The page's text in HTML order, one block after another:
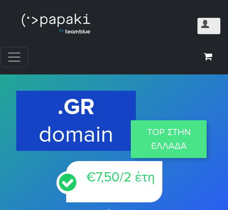
.GR
domain
ΤΟP ΣΤΗΝ
ΕΛΛΑΔΑ
€7,50/2 έτη